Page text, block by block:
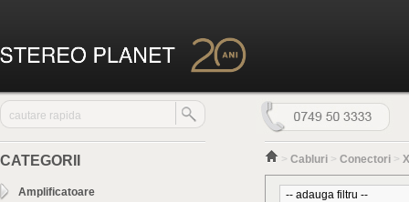
CATEGORII
Amplificatoare
> Cabluri > Conectori >